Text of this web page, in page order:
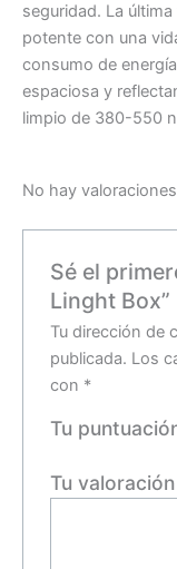
seguridad. La
potente con una
consumo de
espaciosa y
limpio de 380-550
No hay
Sé el
Linght Box”
Tu dirección de
publicada. Los
con *
Tu
Tu valoración